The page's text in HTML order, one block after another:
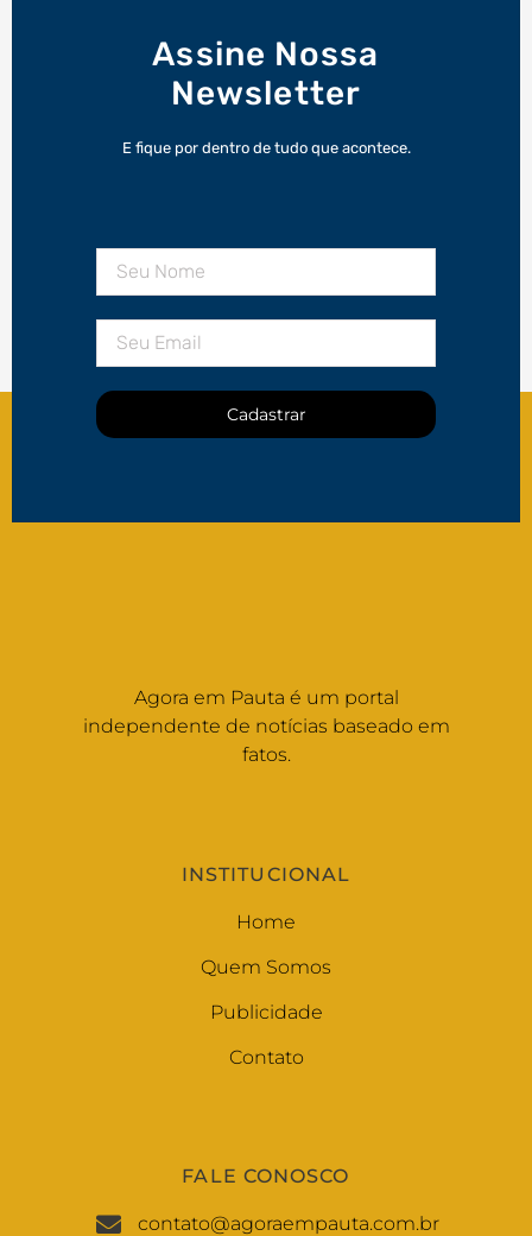
Assine Nossa
Newsletter
E fique por dentro de tudo que acontece.
Cadastrar
Agora em Pauta é um portal
independente de notícias baseado em
fatos.
INSTITUCIONAL
Home
Quem Somos
Publicidade
Contato
FALE CONOSCO
contato@agoraempauta.com.br